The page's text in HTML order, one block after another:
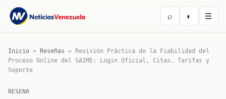
⌕ ◐ ☰
Inicio » Reseñas »
Revisión Práctica de la Fiabilidad del
Proceso Online del SAIME: Login Oficial, Citas, Tarifas y
Soporte
RESENA